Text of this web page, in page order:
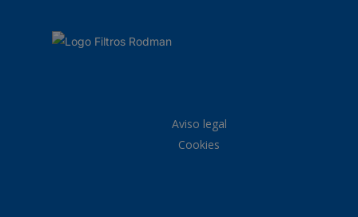
Aviso legal
Cookies